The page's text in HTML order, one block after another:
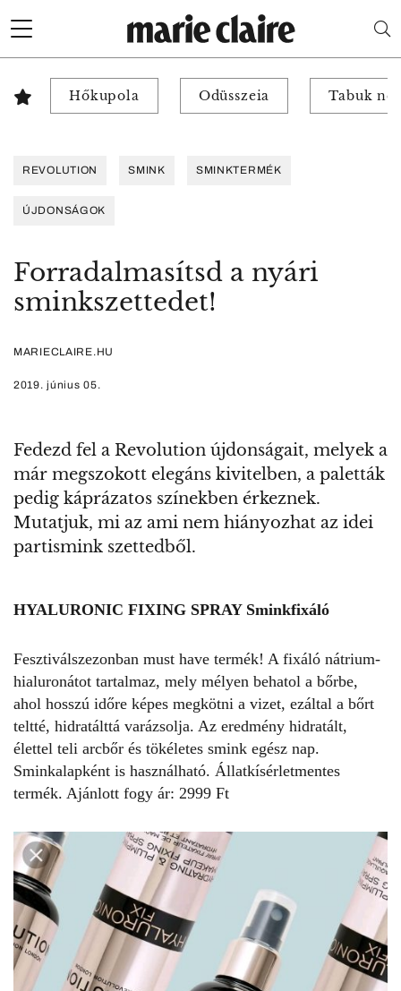
Hőkupola Odüsszeia Tabuk
REVOLUTION SMINK SMINKTERMÉK
ÚJDONSÁGOK
Forradalmasítsd a nyári
sminkszettedet!
MARIECLAIRE.HU
2019. június 05.
Fedezd fel a Revolution újdonságait, melyek a
már megszokott elegáns kivitelben, a paletták
pedig káprázatos színekben érkeznek.
Mutatjuk, mi az ami nem hiányozhat az idei
partismink szettedből.
HYALURONIC FIXING SPRAY Sminkfixáló
Fesztiválszezonban must have termék! A fixáló nátrium-
hialuronátot tartalmaz, mely mélyen behatol a bőrbe,
ahol hosszú időre képes megkötni a vizet, ezáltal a bőrt
teltté, hidratálttá varázsolja. Az eredmény hidratált,
élettel teli arcbőr és tökéletes smink egész nap.
Sminkalapként is használható. Állatkísérletmentes
termék. Ajánlott fogy ár: 2999 Ft